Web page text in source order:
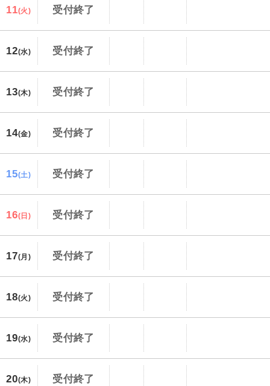
11(火) 受付終了
12(水) 受付終了
13(木) 受付終了
14(金) 受付終了
15(土) 受付終了
16(日) 受付終了
17(月) 受付終了
18(火) 受付終了
19(水) 受付終了
20(木) 受付終了